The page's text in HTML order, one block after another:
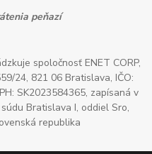
peňazí
spoločnosť ENET CORP,
24, 821 06 Bratislava, IČO:
SK2023584365, zapísaná v
Bratislava I, oddiel Sro,
republika